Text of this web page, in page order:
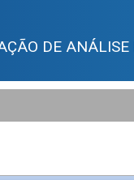
DE ANÁLISE